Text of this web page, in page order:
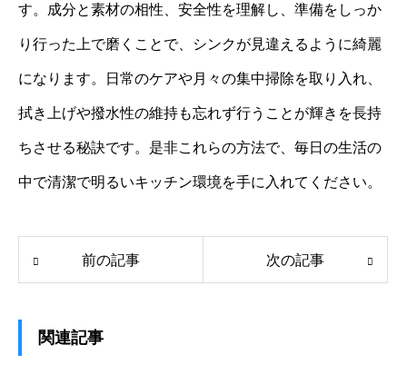
す。成分と素材の相性、安全性を理解し、準備をしっか
り行った上で磨くことで、シンクが見違えるように綺麗
になります。日常のケアや月々の集中掃除を取り入れ、
拭き上げや撥水性の維持も忘れず行うことが輝きを長持
ちさせる秘訣です。是非これらの方法で、毎日の生活の
中で清潔で明るいキッチン環境を手に入れてください。
前の記事 次の記事
関連記事